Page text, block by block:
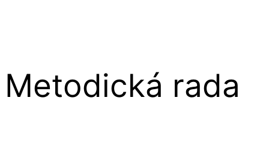
Metodická rada